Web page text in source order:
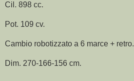
Cil. 898 cc.
Pot. 109 cv.
Cambio robotizzato a 6 marce + retro.
Dim. 270-166-156 cm.